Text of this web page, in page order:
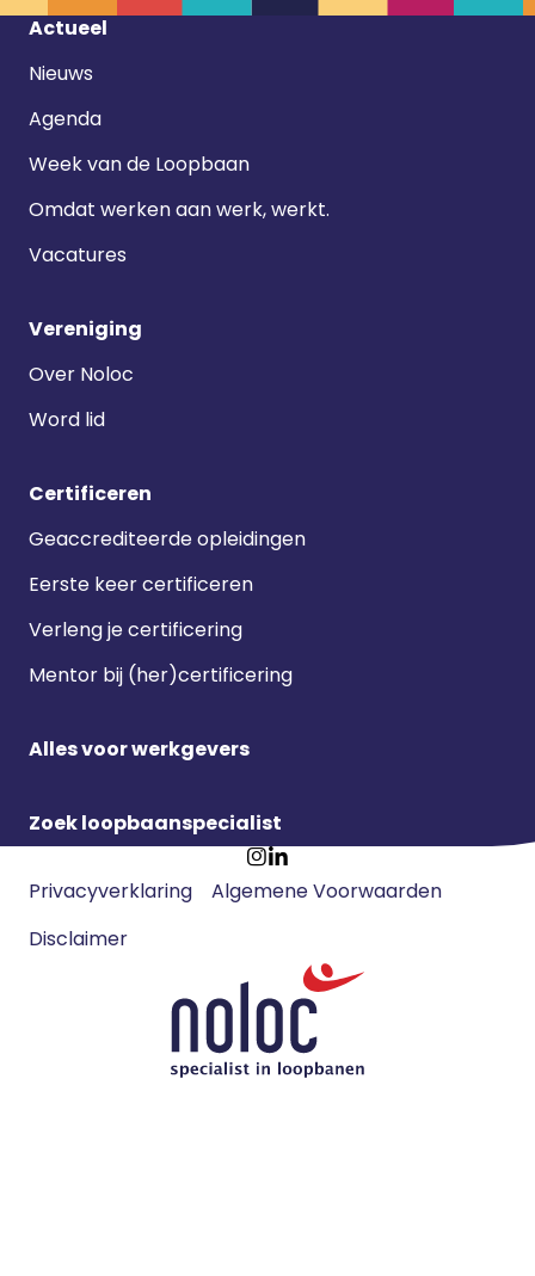
Footer
Actueel
Nieuws
Agenda
Week van de Loopbaan
Omdat werken aan werk, werkt.
Vacatures
Vereniging
Over Noloc
Word lid
Certificeren
Geaccrediteerde opleidingen
Eerste keer certificeren
Verleng je certificering
Mentor bij (her)certificering
Alles voor werkgevers
Zoek loopbaanspecialist
GaGa
Footer
navigatie
Privacyverklaring
Algemene Voorwaarden
Disclaimer